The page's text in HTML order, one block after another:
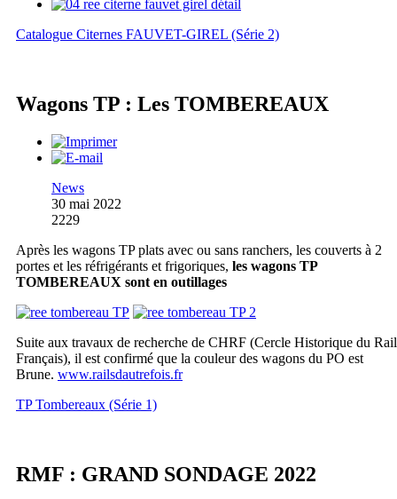
Catalogue Citernes FAUVET-GIREL (Série 2)
Wagons TP : Les TOMBEREAUX
News
30 mai 2022
2229
Après les wagons TP plats avec ou sans ranchers, les couverts à 2
portes et les réfrigérants et frigoriques, les wagons TP
TOMBEREAUX sont en outillages
Suite aux travaux de recherche de CHRF (Cercle Historique du Rail
Français), il est confirmé que la couleur des wagons du PO est
Brune. www.railsdautrefois.fr
TP Tombereaux (Série 1)
RMF : GRAND SONDAGE 2022